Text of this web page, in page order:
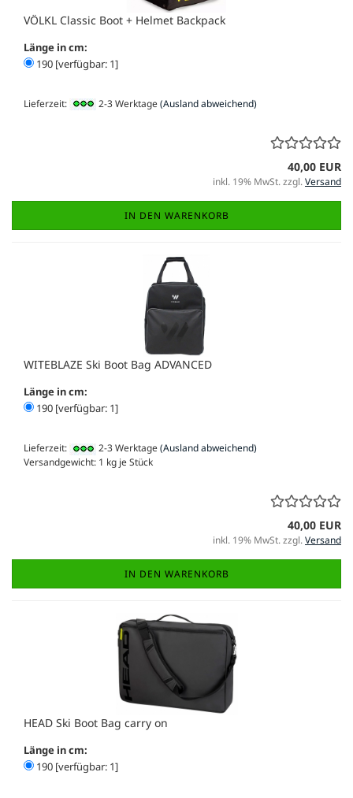
VÖLKL Classic Boot + Helmet Backpack
Länge in cm:
190 [verfügbar: 1]
Lieferzeit: 2-3 Werktage(Ausland abweichend)
40,00 EUR
inkl. 19% MwSt. zzgl.Versand
IN DEN WARENKORB
WITEBLAZE Ski Boot Bag ADVANCED
Länge in cm:
190 [verfügbar: 1]
Lieferzeit: 2-3 Werktage(Ausland abweichend)
Versandgewicht: 1 kg je Stück
40,00 EUR
inkl. 19% MwSt. zzgl.Versand
IN DEN WARENKORB
HEAD Ski Boot Bag carry on
Länge in cm:
190 [verfügbar: 1]